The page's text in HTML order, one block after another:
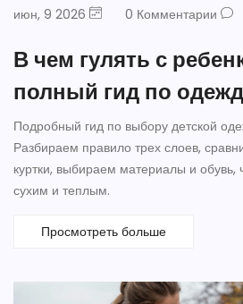
июн, 9 2026 0 Комментарии
В чем гулять с
полный гид по
Подробный гид по выбору детской
Разбираем правило трех слоев,
куртки, выбираем материалы и
сухим и теплым.
Просмотреть больше